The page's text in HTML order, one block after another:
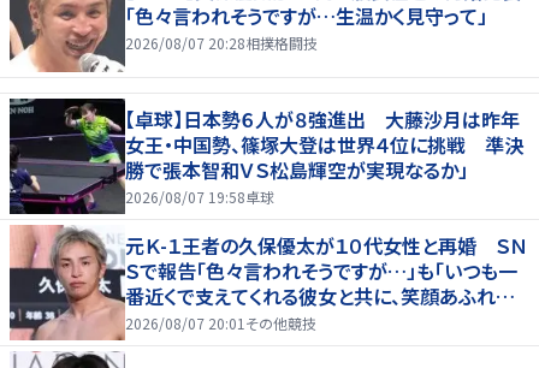
「色々言われそうですが…生温かく見守って」
2026/08/07 20:28相撲格闘技
【卓球】日本勢６人が８強進出 大藤沙月は昨年
女王・中国勢、篠塚大登は世界４位に挑戦 準決
勝で張本智和ＶＳ松島輝空が実現なるか」
2026/08/07 19:58卓球
元Ｋ-１王者の久保優太が１０代女性と再婚 ＳＮ
Ｓで報告「色々言われそうですが…」も「いつも一
番近くで支えてくれる彼女と共に、笑顔あふれる
家庭を築いていきたい」
2026/08/07 20:01 その他競技